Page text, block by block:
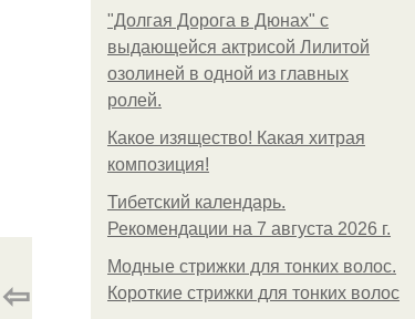
"Долгая Дорога в Дюнах" с
выдающейся актрисой Лилитой
озолиней в одной из главных
ролей.
Какое изящество! Какая хитрая
композиция!
Тибетский календарь.
Рекомендации на 7 августа 2026 г.
Модные стрижки для тонких волос.
Короткие стрижки для тонких волос
⇦